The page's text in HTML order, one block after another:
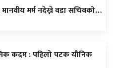
मर्म नदेख्ने वडा सचिवको…
कदम : पहिलो पटक यौनिक